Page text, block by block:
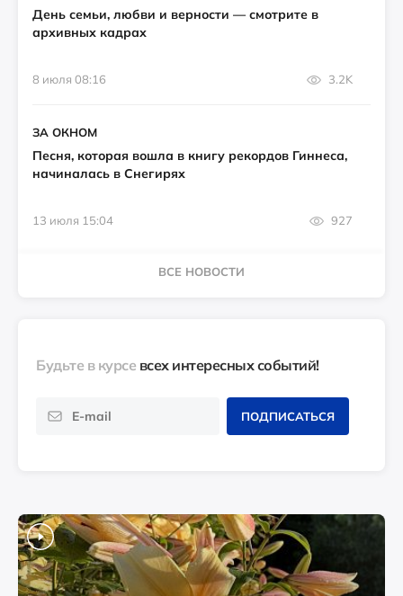
День семьи, любви и верности — смотрите в
архивных кадрах
8 июля 08:16 3.2K
ЗА ОКНОМ
Песня, которая вошла в книгу рекордов Гиннеса,
начиналась в Снегирях
13 июля 15:04 927
ВСЕ НОВОСТИ
Будьте в курсе всех интересных событий!
ПОДПИСАТЬСЯ